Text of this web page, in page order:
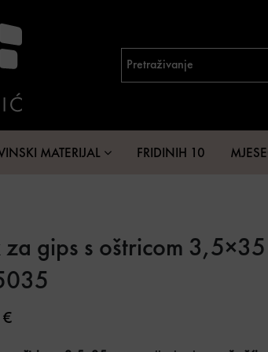
MATERIJAL FRIDINIH 10
za gips s oštricom
price was: 21,66 €.
€Current price is: 19,50 €.